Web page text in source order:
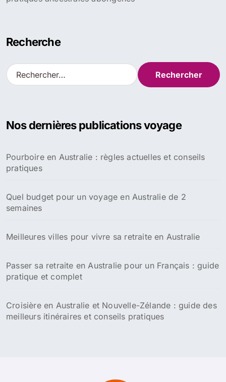
Recherche
R
e
r
e
r
Nos dernières publications voyage
Pourboire en Australie : règles actuelles et conseils
pratiques
Quel budget pour un voyage en Australie de 2
semaines
Meilleures villes pour vivre sa retraite en Australie
Passer sa retraite en Australie pour un Français : guide
pratique et complet
Croisière en Australie et Nouvelle-Zélande : guide des
meilleurs itinéraires et conseils pratiques